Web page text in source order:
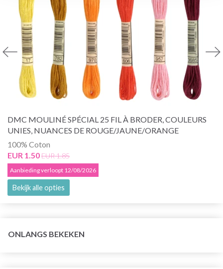
DMC MOULINÉ SPÉCIAL 25 FIL À BRODER, COULEURS
UNIES, NUANCES DE ROUGE/JAUNE/ORANGE
100% Coton
EUR 1.50EUR 1.85
Aanbieding verloopt 12/08/2026
Bekijk alle opties
ONLANGS BEKEKEN